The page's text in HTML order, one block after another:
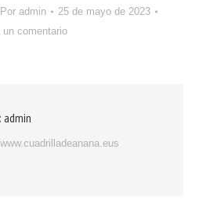
Por admin
25 de mayo de 2023
un comentario
admin